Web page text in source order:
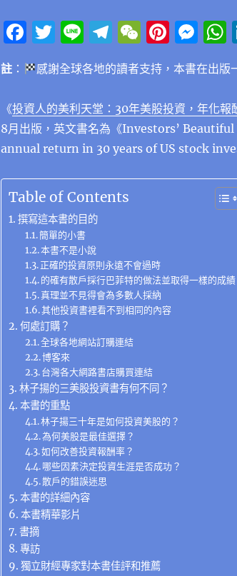
F
a
c
e
b
o
k
T
w
it
te
r
Li
n
e
T
el
e
g
r
a
W
e
C
h
at
Pi
n
te
re
st
M
e
ss
e
n
g
s
註： 感謝全球各地的讀者支持，本書在出版
《投資人的美利天堂 ：30年美股投資，年化
8月出版，英文書名為《Investors’
annual return in 30 years of US stock
Table of Contents
撰寫這本書的目的
簡單的小書
本書不是小說
正確的投資原則永遠不會過時
的確有散戶採行巴菲特的做法並取得一樣的成績
真理並不見得會為多數人採納
其他投資書裡看不到相同的內容
何處訂購？
全球各地網站訂購連結
博客來
台灣各大網路書店購買連結
林子揚的三美股投資書有何不同？
本書的重點
林子揚三十年是如何投資美股的？
為何美股是最佳選擇？
如何改善投資報酬率？
哪些因素決定投資生涯是否成功？
散戶的錯誤迷思
本書的詳細內容
本書精華影片
書摘
專訪
獨立財經專家對本書佳評和推薦